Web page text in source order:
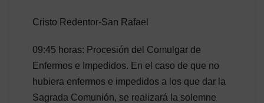
Cristo Redentor-San Rafael
09:45 horas: Procesión del Comulgar de
Enfermos e Impedidos. En el caso de que no
hubiera enfermos e impedidos a los que dar la
Sagrada Comunión, se realizará la solemne